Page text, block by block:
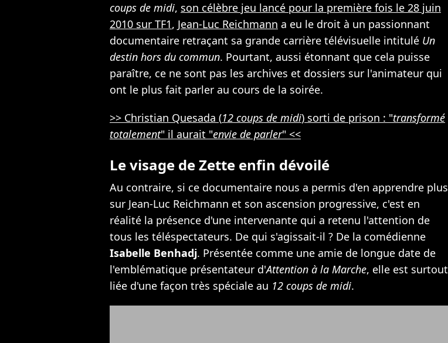
coups de midi, son célèbre jeu lancé pour la première fois le 28 juin
2010 sur TF1, Jean-Luc Reichmann a eu le droit à un passionnant
documentaire retraçant sa grande carrière télévisuelle intitulé Un
destin hors du commun. Pourtant, aussi étonnant que cela puisse
paraître, ce ne sont pas les archives et dossiers sur l'animateur qui
ont le plus fait parler au cours de la soirée.
>> Christian Quesada (12 coups de midi) sorti de prison : "transformé
totalement" il aurait "envie de parler" <<
Le visage de Zette enfin dévoilé
Au contraire, si ce documentaire nous a permis d'en apprendre plus
sur Jean-Luc Reichmann et son ascension progressive, c'est en
réalité la présence d'une intervenante qui a retenu l'attention de
tous les téléspectateurs. De qui s'agissait-il ? De la comédienne
Isabelle Benhadj. Présentée comme une amie de longue date de
l'emblématique présentateur d'Attention à la Marche, elle est surtout
liée d'une façon très spéciale au 12 coups de midi.